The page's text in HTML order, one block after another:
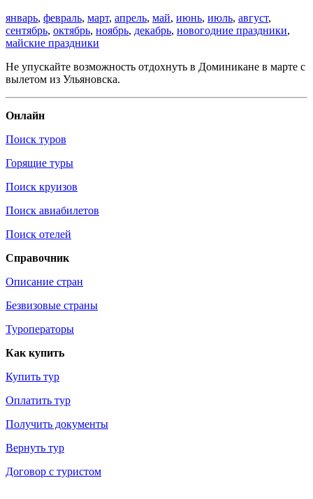
январь, февраль, март, апрель, май, июнь, июль, август,
сентябрь, октябрь, ноябрь, декабрь, новогодние праздники,
майские праздники
Не упускайте возможность отдохнуть в Доминикане в марте с
вылетом из Ульяновска.
Онлайн
Поиск туров
Горящие туры
Поиск круизов
Поиск авиабилетов
Поиск отелей
Справочник
Описание стран
Безвизовые страны
Туроператоры
Как купить
Купить тур
Оплатить тур
Получить документы
Вернуть тур
Договор с туристом